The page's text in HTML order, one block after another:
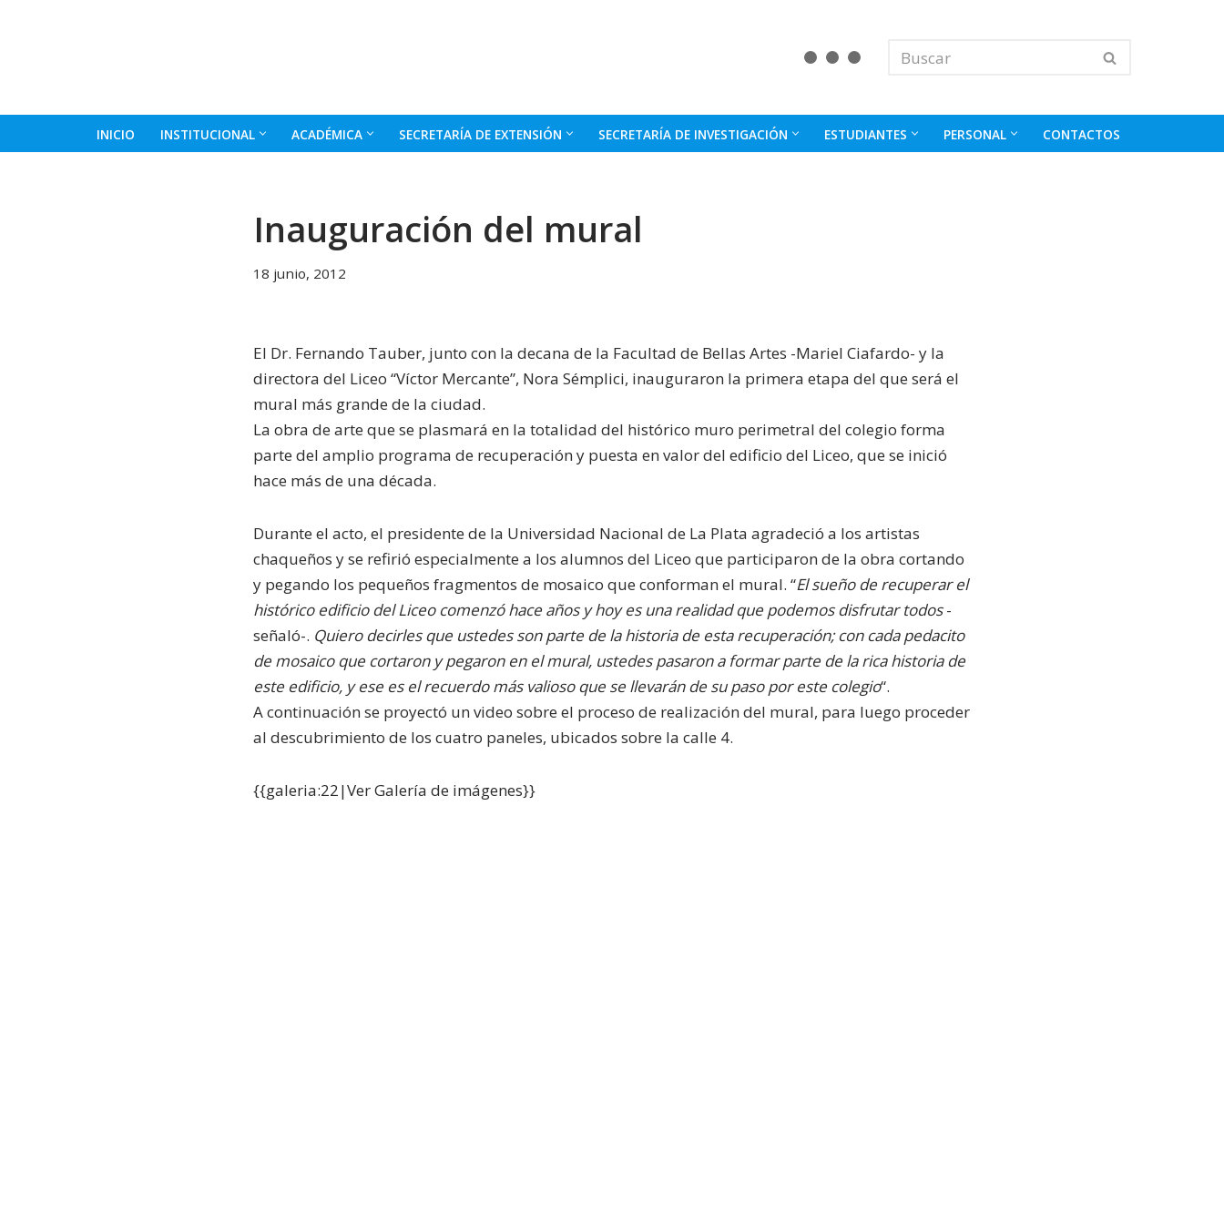
INICIO INSTITUCIONAL ACADÉMICA SECRETARÍA DE EXTENSIÓN SECRETARÍA DE INVESTIGACIÓN ESTUDIANTES PERSONAL CONTACTOS
Inauguración del mural
18 junio, 2012
El Dr. Fernando Tauber, junto con la decana de la Facultad de Bellas Artes -Mariel Ciafardo- y la
directora del Liceo “Víctor Mercante”, Nora Sémplici, inauguraron la primera etapa del que será el
mural más grande de la ciudad.
La obra de arte que se plasmará en la totalidad del histórico muro perimetral del colegio forma
parte del amplio programa de recuperación y puesta en valor del edificio del Liceo, que se inició
hace más de una década.
Durante el acto, el presidente de la Universidad Nacional de La Plata agradeció a los artistas
chaqueños y se refirió especialmente a los alumnos del Liceo que participaron de la obra cortando
y pegando los pequeños fragmentos de mosaico que conforman el mural. “El sueño de recuperar el
histórico edificio del Liceo comenzó hace años y hoy es una realidad que podemos disfrutar todos-
señaló-. Quiero decirles que ustedes son parte de la historia de esta recuperación; con cada pedacito
de mosaico que cortaron y pegaron en el mural, ustedes pasaron a formar parte de la rica historia de
este edificio, y ese es el recuerdo más valioso que se llevarán de su paso por este colegio“.
A continuación se proyectó un video sobre el proceso de realización del mural, para luego proceder
al descubrimiento de los cuatro paneles, ubicados sobre la calle 4.
{{galeria:22|Ver Galería de imágenes}}